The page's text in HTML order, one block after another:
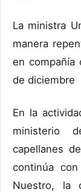
La ministra
manera
en compañía
de diciembre
En la
ministerio
capellanes
continúa
Nuestro, la